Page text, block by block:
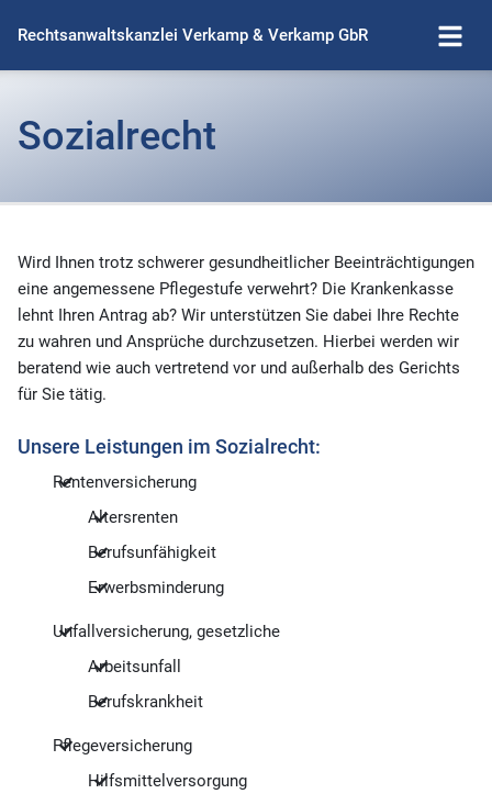
Rechtsanwaltskanzlei Verkamp & Verkamp GbR
Sozialrecht
Wird Ihnen trotz schwerer gesundheitlicher Beeinträchtigungen
eine angemessene Pflegestufe verwehrt? Die Krankenkasse
lehnt Ihren Antrag ab? Wir unterstützen Sie dabei Ihre Rechte
zu wahren und Ansprüche durchzusetzen. Hierbei werden wir
beratend wie auch vertretend vor und außerhalb des Gerichts
für Sie tätig.
Unsere Leistungen im Sozialrecht:
Rentenversicherung
Altersrenten
Berufsunfähigkeit
Erwerbsminderung
Unfallversicherung, gesetzliche
Arbeitsunfall
Berufskrankheit
Pflegeversicherung
Hilfsmittelversorgung